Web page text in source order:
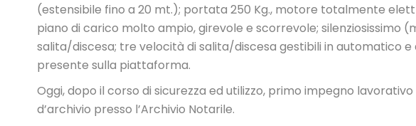
(estensibile fino a 20 mt.); portata 250 Kg., motore totalmente
piano di carico molto ampio, girevole e scorrevole; silenziosissimo
salita/discesa; tre velocità di salita/discesa gestibili in automatico
presente sulla piattaforma.
Oggi, dopo il corso di sicurezza ed utilizzo, primo impegno
d’archivio presso l’Archivio Notarile.